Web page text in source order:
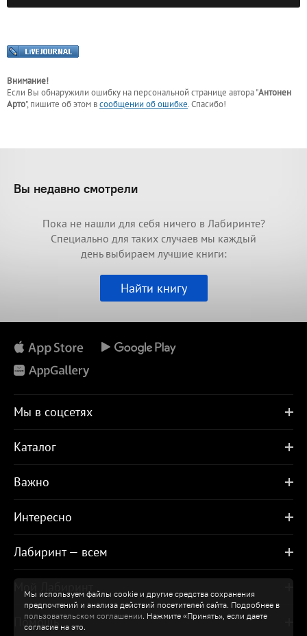
Внимание!
Если Вы обнаружили ошибку на персональной странице автора "Антонен
Арто", пишите об этом всообщении об ошибке. Спасибо!
Мы используем файлы cookie и другие средства сохранения
предпочтений и анализа действий посетителей сайта. Подробнее в
пользовательском соглашении. Нажмите «Принять», если даете
согласие на это.
Вы недавно смотрели
Пока не нашли для себя ничего в Лабиринте?
Специально для таких случаев мы каждый
день выбираем лучшие книги:
Найти книгу
Мы в соцсетях
Каталог
Важно
Интересно
Лабиринт — всем
Помощь